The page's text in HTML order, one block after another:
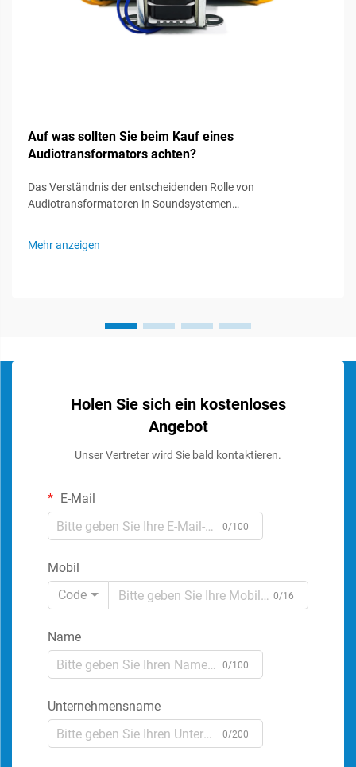
Auf was sollten Sie beim Kauf eines
Audiotransformators achten?
Das Verständnis der entscheidenden Rolle von
Audiotransformatoren in Soundsystemen
Erhaltung der Signalintegrität und der optimalen
Mehr anzeigen
Holen Sie sich ein kostenloses
Angebot
Unser Vertreter wird Sie bald kontaktieren.
E-Mail
0/100
Mobil
Code
0/16
Name
0/100
Unternehmensname
0/200